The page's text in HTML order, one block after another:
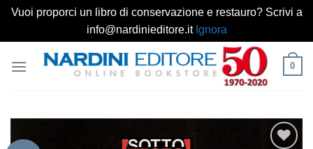
Vuoi proporci un libro di conservazione e restauro? Scrivi a
info@nardinieditore.it Ignora
0